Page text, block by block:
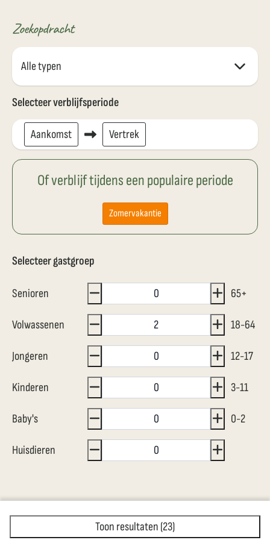
Zoekopdracht
Selecteer verblijfsperiode
Aankomst Vertrek
Of verblijf tijdens een populaire periode
Zomervakantie
Selecteer gastgroep
Senioren 65+
Volwassenen 18-64
Jongeren 12-17
Kinderen 3-11
Baby's 0-2
Huisdieren
Toon resultaten (23)